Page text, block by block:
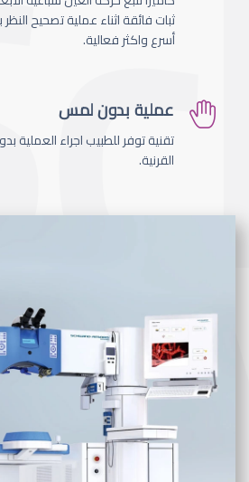
ثبات فائقة اثناء عملية تصحيح
أسرع واكثر فعالية.
عملية بدون لمس
تقنية توفر للطبيب اجراء
القرنية.